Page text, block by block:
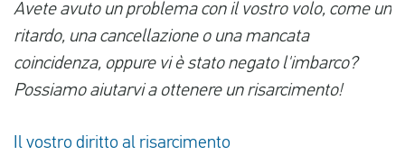
Effettua il login
Avete avuto un problema con il vostro volo, come un
ritardo, una cancellazione o una mancata
coincidenza, oppure vi è stato negato l'imbarco?
Possiamo aiutarvi a ottenere un risarcimento!
Il vostro diritto al risarcimento